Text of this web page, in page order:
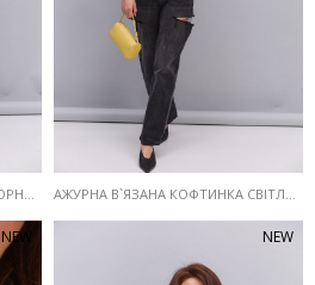
АЖУРНА В`ЯЗАНА КОФТИНКА ЧОРНОГО КОЛЬОРУ АЖУРНА В`ЯЗАНА КОФТИНКА СВІТЛО-МОЛОЧНОГО КОЛЬОРУ
NEW NEW